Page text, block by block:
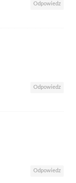
Odpowiedz
Odpowiedz
Odpowiedz